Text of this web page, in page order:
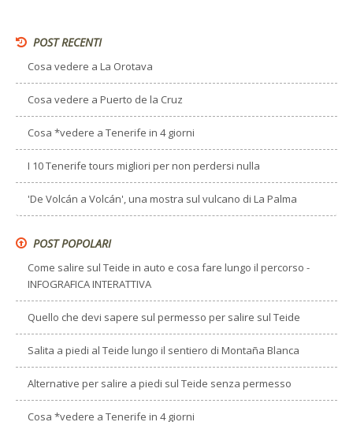
POST RECENTI
Cosa vedere a La Orotava
Cosa vedere a Puerto de la Cruz
Cosa *vedere a Tenerife in 4 giorni
I 10 Tenerife tours migliori per non perdersi nulla
'De Volcán a Volcán', una mostra sul vulcano di La Palma
POST POPOLARI
Come salire sul Teide in auto e cosa fare lungo il percorso -
INFOGRAFICA INTERATTIVA
Quello che devi sapere sul permesso per salire sul Teide
Salita a piedi al Teide lungo il sentiero di Montaña Blanca
Alternative per salire a piedi sul Teide senza permesso
Cosa *vedere a Tenerife in 4 giorni